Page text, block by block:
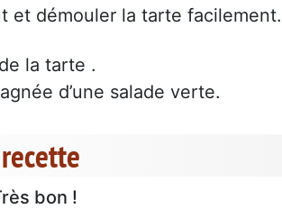
et démouler la tarte facilement.
la tarte .
d’une salade verte.
bon !